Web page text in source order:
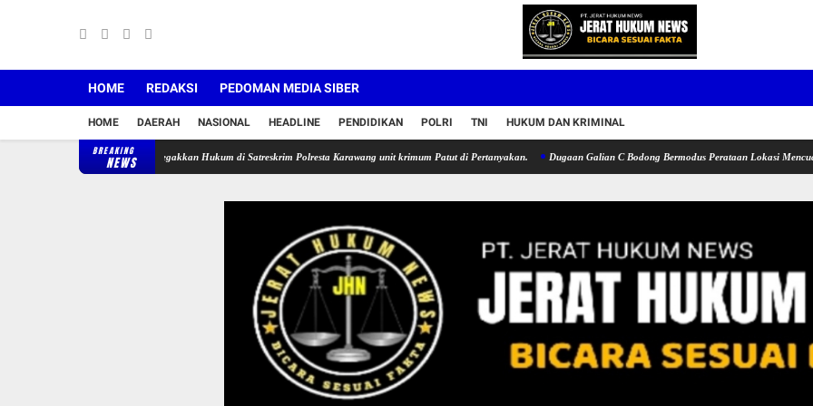
HOME REDAKSI PEDOMAN MEDIA SIBER
HOME DAERAH NASIONAL HEADLINE PENDIDIKAN POLRI TNI HUKUM DAN KRIMINAL
BREAKING
NEWS
Rentenir, Kinerja Penegakkan Hukum di Satreskrim Polresta Karawang unit krimum Patut di Pertanyakan. Dugaan Galian C Bodong Bermodus Perataan Lokasi Mencuat,